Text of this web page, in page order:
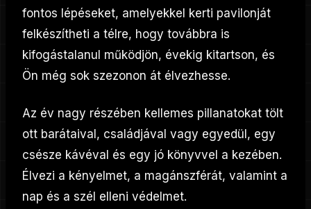
fontos lépéseket, amelyekkel kerti pavilonját
felkészítheti a télre, hogy továbbra is
kifogástalanul működjön, évekig kitartson, és
Ön még sok szezonon át élvezhesse.
Az év nagy részében kellemes pillanatokat tölt
ott barátaival, családjával vagy egyedül, egy
csésze kávéval és egy jó könyvvel a kezében.
Élvezi a kényelmet, a magánszférát, valamint a
nap és a szél elleni védelmet.